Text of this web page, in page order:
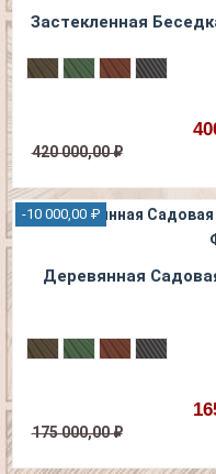
Застекленная
420 000,00 ₽
-10 000,00 ₽
Деревянная
175 000,00 ₽